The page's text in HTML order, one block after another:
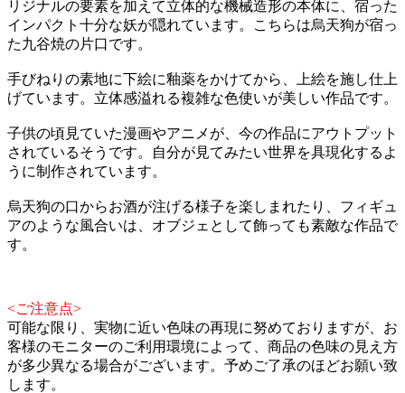
リジナルの要素を加えて立体的な機械造形の本体に、宿った
インパクト十分な妖が隠れています。こちらは烏天狗が宿っ
た九谷焼の片口です。
手びねりの素地に下絵に釉薬をかけてから、上絵を施し仕上
げています。立体感溢れる複雑な色使いが美しい作品です。
子供の頃見ていた漫画やアニメが、今の作品にアウトプット
されているそうです。自分が見てみたい世界を具現化するよ
うに制作されています。
烏天狗の口からお酒が注げる様子を楽しまれたり、フィギュ
アのような風合いは、オブジェとして飾っても素敵な作品で
す。
<ご注意点>
可能な限り、実物に近い色味の再現に努めておりますが、お
客様のモニターのご利用環境によって、商品の色味の見え方
が多少異なる場合がございます。予めご了承のほどお願い致
します。